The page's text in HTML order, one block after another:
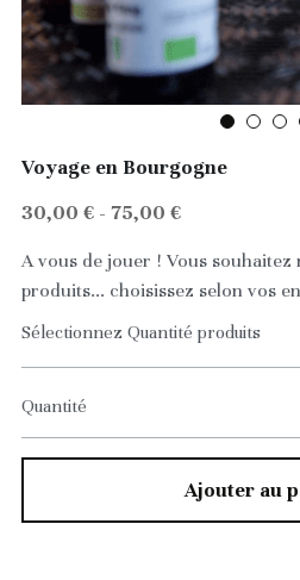
Pour lui
Voyage en Bourgogne
30,00 € - 75,00 €
A vous de jouer ! Vous souhaitez
produits... choisissez selon vos
Sélectionnez Quantité produits
Quantité
Ajouter au
Brumes florales
Huiles
Serums
Masques
Gommages
Pour lui
Ateliers